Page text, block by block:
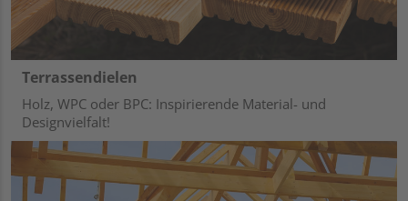
Terrassendielen
Holz, WPC oder BPC: Inspirierende Material- und
Designvielfalt!